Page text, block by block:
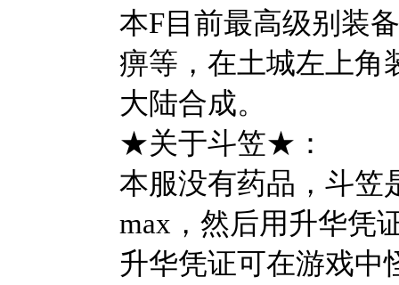
本F目前最高级别装
痹等，在土城左上角
大陆合成。
★关于斗笠★：
本服没有药品，斗笠
max，然后用升华凭
升华凭证可在游戏中